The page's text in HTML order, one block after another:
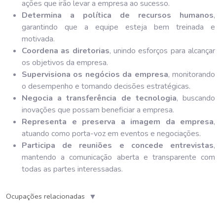
ações que irão levar a empresa ao sucesso.
Determina a política de recursos humanos,
garantindo que a equipe esteja bem treinada e
motivada.
Coordena as diretorias, unindo esforços para alcançar
os objetivos da empresa.
Supervisiona os negócios da empresa, monitorando
o desempenho e tomando decisões estratégicas.
Negocia a transferência de tecnologia, buscando
inovações que possam beneficiar a empresa.
Representa e preserva a imagem da empresa,
atuando como porta-voz em eventos e negociações.
Participa de reuniões e concede entrevistas,
mantendo a comunicação aberta e transparente com
todas as partes interessadas.
Ocupações relacionadas ▼